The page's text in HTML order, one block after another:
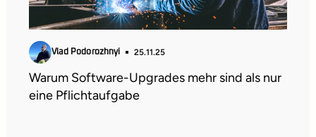
Vlad Podorozhnyi 25.11.25
Warum Software-Upgrades mehr sind als nur
eine Pflichtaufgabe